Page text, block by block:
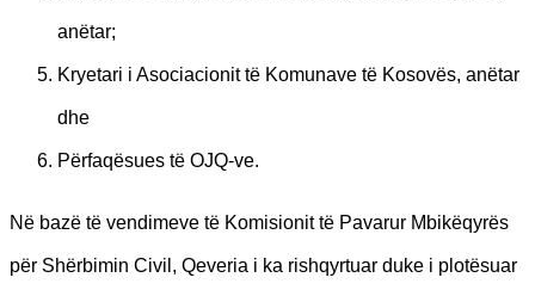
anëtar;
Kryetari i Asociacionit të Komunave të Kosovës, anëtar
dhe
Përfaqësues të OJQ-ve.
Në bazë të vendimeve të Komisionit të Pavarur Mbikëqyrës
për Shërbimin Civil, Qeveria i ka rishqyrtuar duke i plotësuar